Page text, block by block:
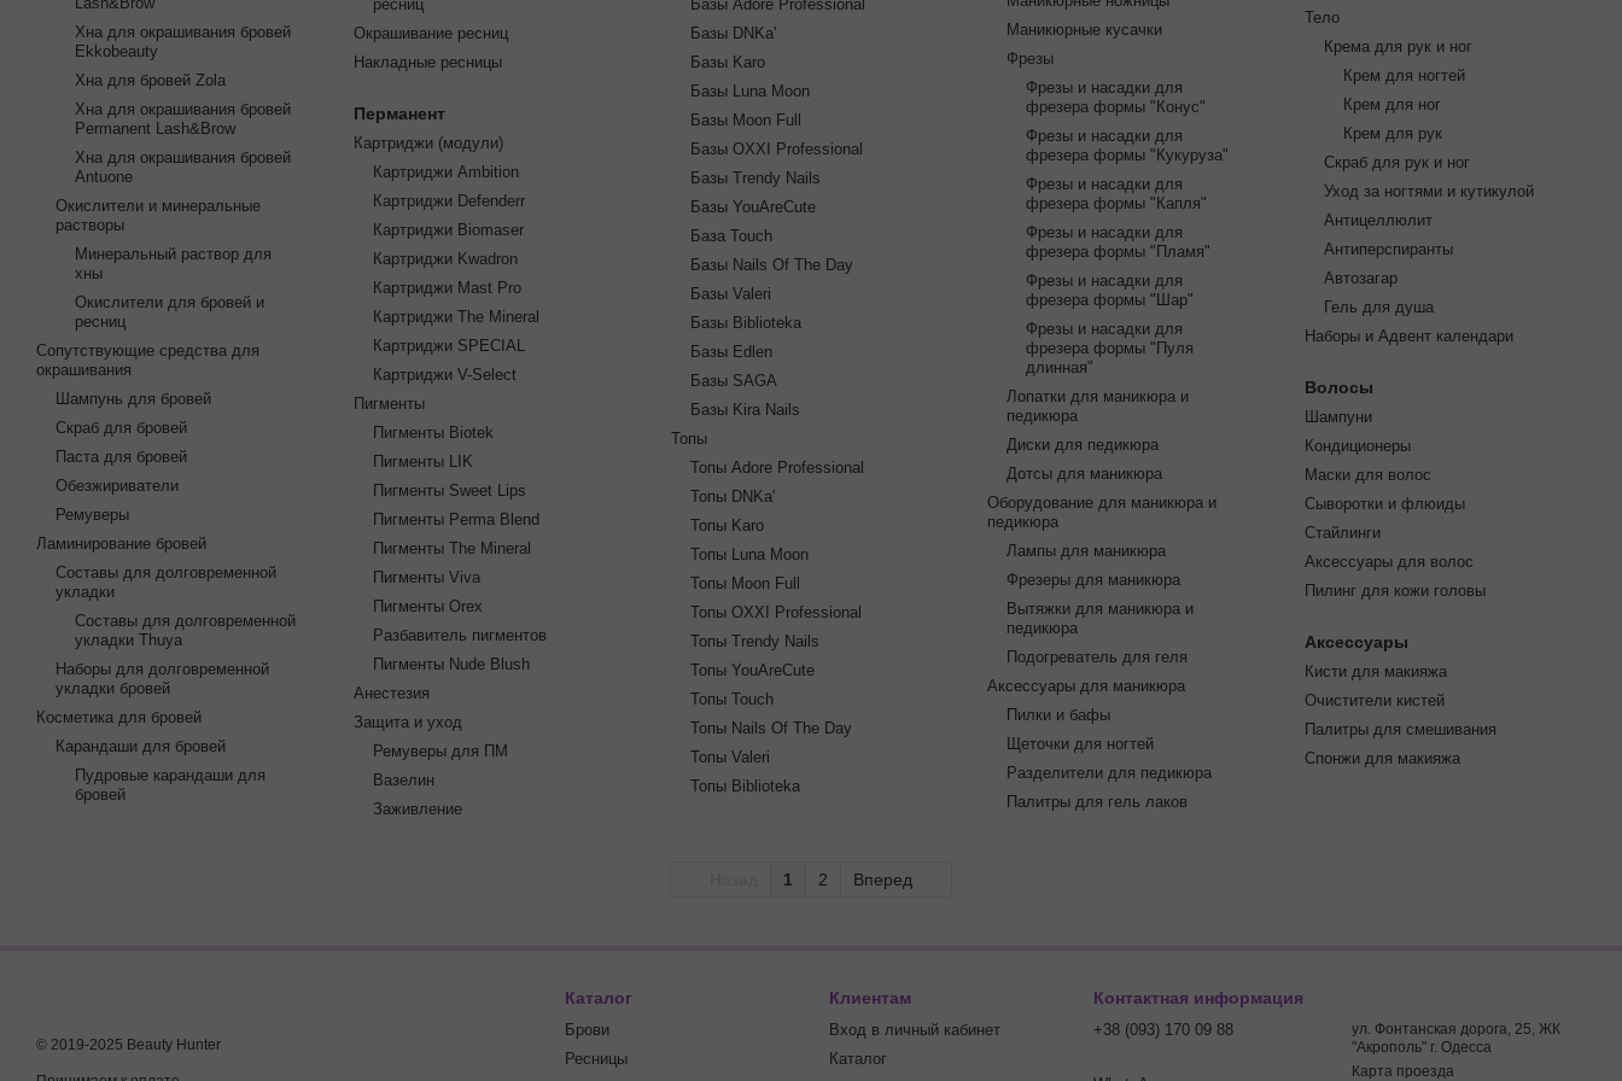
Хна для окрашивания бровей
Ekkobeauty
Хна для бровей Zola
Хна для окрашивания бровей
Permanent Lash&Brow
Хна для окрашивания бровей
Antuone
Окислители и минеральные
растворы
Минеральный раствор для
хны
Окислители для бровей и
ресниц
Сопутствующие средства для
окрашивания
Шампунь для бровей
Скраб для бровей
Паста для бровей
Обезжириватели
Ремуверы
Ламинирование бровей
Составы для долговременной
укладки
Составы для долговременной
укладки Thuya
Наборы для долговременной
укладки бровей
Косметика для бровей
Карандаши для бровей
Пудровые карандаши для
бровей
ресниц
Окрашивание ресниц
Накладные ресницы
Перманент
Картриджи (модули)
Картриджи Ambition
Картриджи Defenderr
Картриджи Biomaser
Картриджи Kwadron
Картриджи Mast Pro
Картриджи The Mineral
Картриджи SPECIAL
Картриджи V-Select
Пигменты
Пигменты Biotek
Пигменты LIK
Пигменты Sweet Lips
Пигменты Perma Blend
Пигменты The Mineral
Пигменты Viva
Пигменты Orex
Разбавитель пигментов
Пигменты Nude Blush
Анестезия
Защита и уход
Ремуверы для ПМ
Вазелин
Заживление
Базы Adore Professional
Базы DNKa'
Базы Karo
Базы Luna Moon
Базы Moon Full
Базы OXXI Professional
Базы Trendy Nails
Базы YouAreCute
База Touch
Базы Nails Of The Day
Базы Valeri
Базы Biblioteka
Базы Edlen
Базы SAGA
Базы Kira Nails
Топы
Топы Adore Professional
Топы DNKa'
Топы Karo
Топы Luna Moon
Топы Moon Full
Топы OXXI Professional
Топы Trendy Nails
Топы YouAreCute
Топы Touch
Топы Nails Of The Day
Топы Valeri
Топы Biblioteka
Маникюрные кусачки
Фрезы
Фрезы и насадки для
фрезера формы "Конус"
Фрезы и насадки для
фрезера формы "Кукуруза"
Фрезы и насадки для
фрезера формы "Капля"
Фрезы и насадки для
фрезера формы "Пламя"
Фрезы и насадки для
фрезера формы "Шар"
Фрезы и насадки для
фрезера формы "Пуля
длинная"
Лопатки для маникюра и
педикюра
Диски для педикюра
Дотсы для маникюра
Оборудование для маникюра и
педикюра
Лампы для маникюра
Фрезеры для маникюра
Вытяжки для маникюра и
педикюра
Подогреватель для геля
Аксессуары для маникюра
Пилки и бафы
Щеточки для ногтей
Разделители для педикюра
Палитры для гель лаков
Тело
Крема для рук и ног
Крем для ногтей
Крем для ног
Крем для рук
Скраб для рук и ног
Уход за ногтями и кутикулой
Антицеллюлит
Антиперспиранты
Автозагар
Гель для душа
Наборы и Адвент календари
Волосы
Шампуни
Кондиционеры
Маски для волос
Сыворотки и флюиды
Стайлинги
Аксессуары для волос
Пилинг для кожи головы
Аксессуары
Кисти для макияжа
Очистители кистей
Палитры для смешивания
Спонжи для макияжа
1 2 Вперед
© 2019-2025 Beauty Hunter
Каталог
Брови
Ресницы
Клиентам
Вход в личный кабинет
Каталог
Контактная информация
+38 (093) 170 09 88
ул. Фонтанская дорога, 25, ЖК
"Акрополь" г. Одесса
Карта проезда